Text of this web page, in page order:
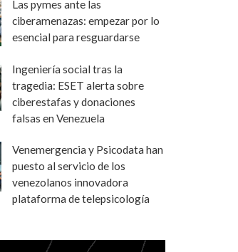
Las pymes ante las
ciberamenazas: empezar por lo
esencial para resguardarse
Ingeniería social tras la
tragedia: ESET alerta sobre
ciberestafas y donaciones
falsas en Venezuela
Venemergencia y Psicodata han
puesto al servicio de los
venezolanos innovadora
plataforma de telepsicología